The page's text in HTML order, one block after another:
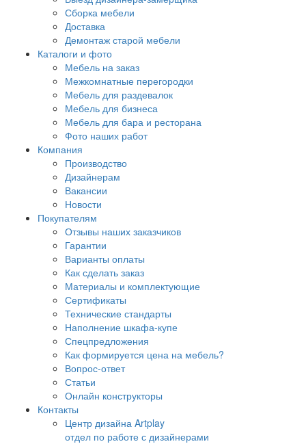
Сборка мебели
Доставка
Демонтаж старой мебели
Каталоги и фото
Мебель на заказ
Межкомнатные перегородки
Мебель для раздевалок
Мебель для бизнеса
Мебель для бара и ресторана
Фото наших работ
Компания
Производство
Дизайнерам
Вакансии
Новости
Покупателям
Отзывы наших заказчиков
Гарантии
Варианты оплаты
Как сделать заказ
Материалы и комплектующие
Сертификаты
Технические стандарты
Наполнение шкафа-купе
Спецпредложения
Как формируется цена на мебель?
Вопрос-ответ
Статьи
Онлайн конструкторы
Контакты
Центр дизайна Artplay
отдел по работе с дизайнерами